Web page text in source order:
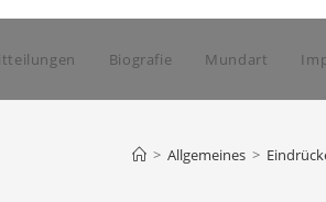
Biografie Mundart
> Allgemeines >